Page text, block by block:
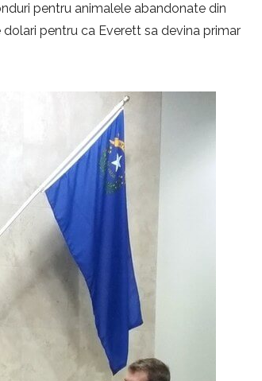
pentru animalele abandonate din
dolari pentru ca Everett sa devina primar